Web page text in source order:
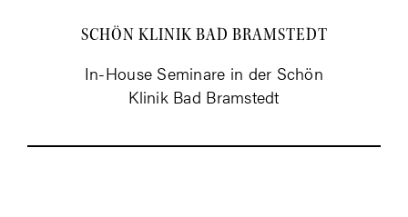
SCHÖN KLI­NIK BAD BRAMSTEDT
In-House Semi­na­re in der Schön
Kli­nik Bad Bramstedt